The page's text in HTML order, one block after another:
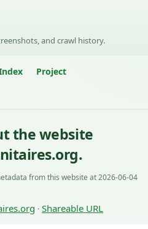
and crawl history.
Project
the website
from this website at 2026-06-04
· Shareable URL